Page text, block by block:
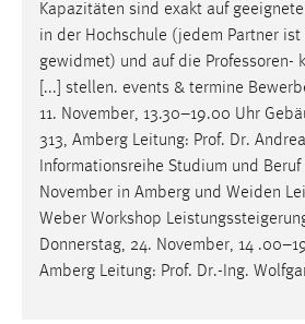
Kapazitäten sind exakt auf
in der Hochschule (jedem Partner ist
gewidmet) und auf die Professoren-
[...] stellen. events & termine
11. November, 13.30–19.00 Uhr
313, Amberg Leitung: Prof. Dr.
Informationsreihe Studium und Beruf
November in Amberg und Weiden
Weber Workshop
Donnerstag, 24. November, 14
Amberg Leitung: Prof. Dr.-Ing.